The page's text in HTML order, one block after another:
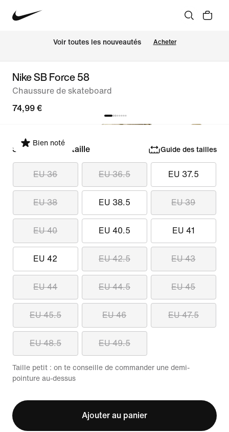
Voir toutes les nouveautés Acheter
Nike SB Force 58
Chaussure de skateboard
74,99 €
Bien noté
Sélectionner la taille Guide des tailles
EU 36 EU 36.5 EU 37.5
EU 38 EU 38.5 EU 39
EU 40 EU 40.5 EU 41
EU 42 EU 42.5 EU 43
EU 44 EU 44.5 EU 45
EU 45.5 EU 46 EU 47.5
EU 48.5 EU 49.5
Taille petit : on te conseille de commander une demi-
pointure au-dessus
Ajouter au panier